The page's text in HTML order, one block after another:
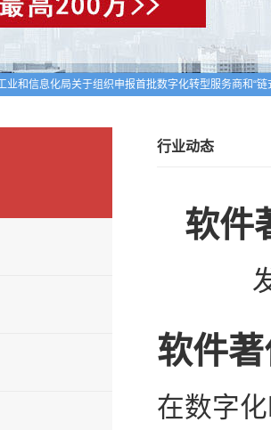
业和信息化局关于组织申报首批数字化转型服务商和“
机构2025年认定报备的第一批高新技术企业进行备案的
行业动态
软件
软件
在数字